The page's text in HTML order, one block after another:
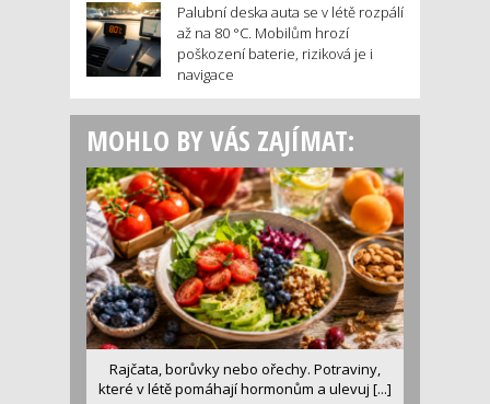
Palubní deska auta se v létě rozpálí
až na 80 °C. Mobilům hrozí
poškození baterie, riziková je i
navigace
MOHLO BY VÁS ZAJÍMAT:
Rajčata, borůvky nebo ořechy. Potraviny,
které v létě pomáhají hormonům a ulevuj [...]